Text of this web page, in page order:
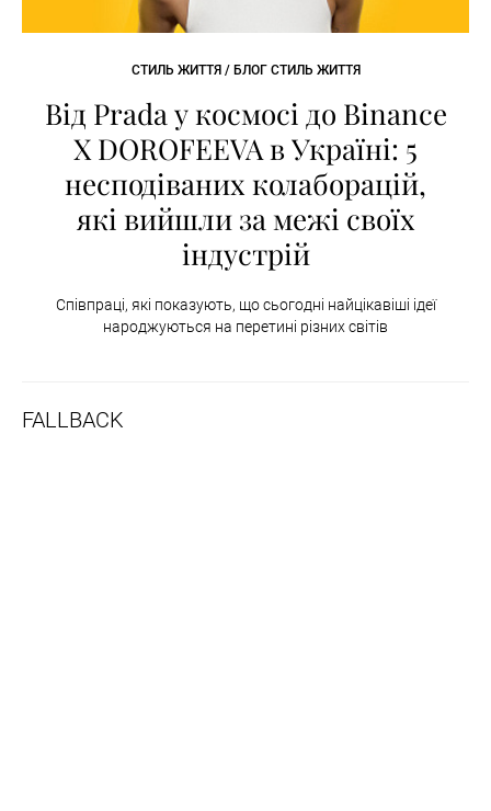
СТИЛЬ ЖИТТЯ / БЛОГ СТИЛЬ ЖИТТЯ
Від Prada у космосі до Binance
X DOROFEEVA в Україні: 5
несподіваних колаборацій,
які вийшли за межі своїх
індустрій
Співпраці, які показують, що сьогодні найцікавіші ідеї
народжуються на перетині різних світів
FALLBACK